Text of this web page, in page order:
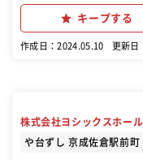
キープする
作成日：2024.05.10 更新日
株式会社ヨシックスホー
や台ずし 京成佐倉駅前町